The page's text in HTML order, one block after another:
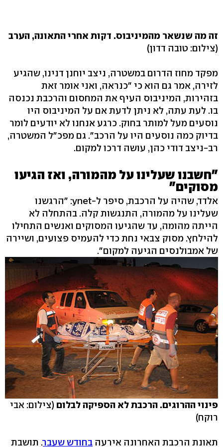
זה מה שנשאר מהמיניבוס. דקות אחרי התאונה, הערב
(צילום: טובה דדון)
מפקד מחוז הדרום במשטרה, ניצב יוחנן דנינו, שהגיע
לזירה, אמר גם הוא כי "כנראה, ואני אומר זאת
בזהירות, המיניבוס העיף את המחסום והרכבת נכנסה
בו. לעת עתה, לא ניתן לדעת אם על המיניבוס היו
נוסעים מעל למותר בחוק. כרגע אנחנו לא יודעים לומר
בדיוק כמה נוסעים היו על הרכב". גם מפכ"ל המשטרה,
רב-ניצב דודי כהן, עושה דרכו למקום.
"חשבנו שעלינו על מהמורה, ואז הגיעו
מסוקים"
אלדד, שהיה על הרכבת, סיפר ל-ynet: "הרגשנו
שעלינו על מהמורה, התנגשות קלה. בהתחלה לא
הייתה מהומה, עד שהגיעו המסוקים ואנשים התחילו
להילחץ. מסוק צבאי נחת כדי להעמיס פצועים, ושיירה
של אמבולנסים הגיעה למקום".
פינוי ההרוגים. הרכבת לא הספיקה לבלום (צילום: אבי
רוקח)
תאונת הרכבת האחרונה אירעה בחודש שעבר. תושבת